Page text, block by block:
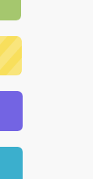
。
でご注文
りいたし
指定の日